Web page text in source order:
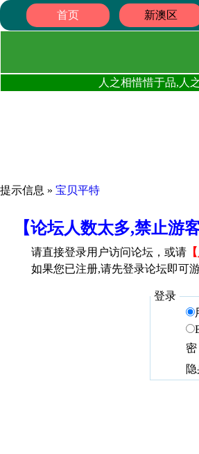
首页 新澳区
人之相惜惜于品,人
提示信息 » 宝贝平特
【论坛人数太多,禁止
请直接登录用户访问论坛，或请 【
如果您已注册,请先登录论坛即可
登录